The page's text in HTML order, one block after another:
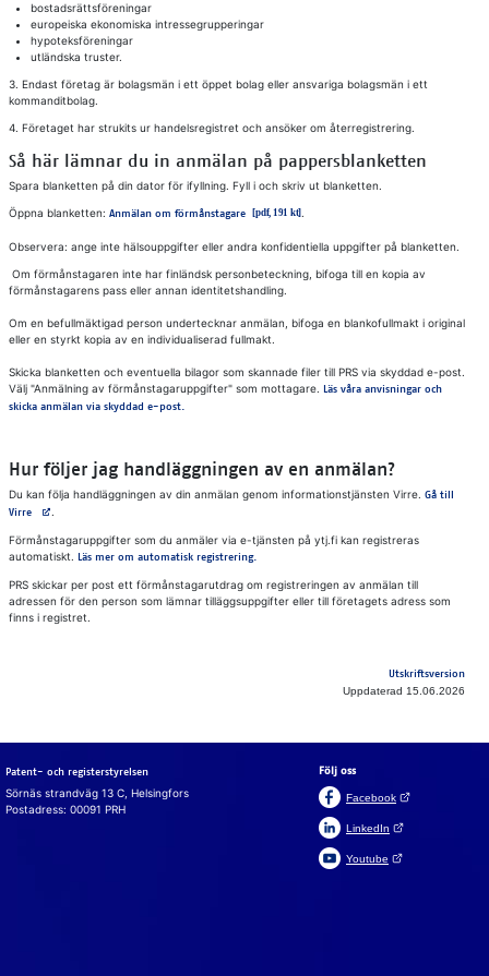
bostadsrättsföreningar
europeiska ekonomiska intressegrupperingar
hypoteksföreningar
utländska truster.
3. Endast företag är bolagsmän i ett öppet bolag eller ansvariga bolagsmän i ett
kommanditbolag.
4. Företaget har strukits ur handelsregistret och ansöker om återregistrering.
Så här lämnar du in anmälan på pappersblanketten
Spara blanketten på din dator för ifyllning. Fyll i och skriv ut blanketten.
Öppna blanketten: Anmälan om förmånstagare .
Observera: ange inte hälsouppgifter eller andra konfidentiella uppgifter på blanketten.
Om förmånstagaren inte har finländsk personbeteckning, bifoga till en kopia av
förmånstagarens pass eller annan identitetshandling.
Om en befullmäktigad person undertecknar anmälan, bifoga en blankofullmakt i original
eller en styrkt kopia av en individualiserad fullmakt.
Skicka blanketten och eventuella bilagor som skannade filer till PRS via skyddad e-post.
Välj "Anmälning av förmånstagaruppgifter" som mottagare. Läs våra anvisningar och
skicka anmälan via skyddad e-post.
Hur följer jag handläggningen av en anmälan?
Du kan följa handläggningen av din anmälan genom informationstjänsten Virre. Gå till
VirreAvautuu uuteen välilehteen
.
Förmånstagaruppgifter som du anmäler via e-tjänsten på ytj.fi kan registreras
automatiskt. Läs mer om automatisk registrering.
PRS skickar per post ett förmånstagarutdrag om registreringen av anmälan till
adressen för den person som lämnar tilläggsuppgifter eller till företagets adress som
finns i registret.
Utskriftsversion
Uppdaterad 15.06.2026
Patent- och registerstyrelsen
Sörnäs strandväg 13 C, Helsingfors
Postadress: 00091 PRH
Följ oss
Facebook(Öppnas i en ny
LinkedIn (Öppnas i en ny flik)
Youtube (Öppnas i en ny flik)